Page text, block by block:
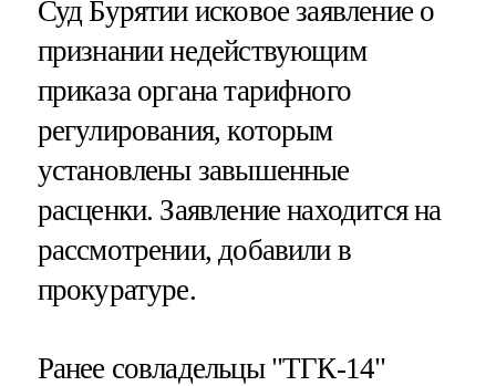
Суд Бурятии исковое заявление о
признании недействующим
приказа органа тарифного
регулирования, которым
установлены завышенные
расценки. Заявление находится на
рассмотрении, добавили в
прокуратуре.
Ранее совладельцы "ТГК-14"